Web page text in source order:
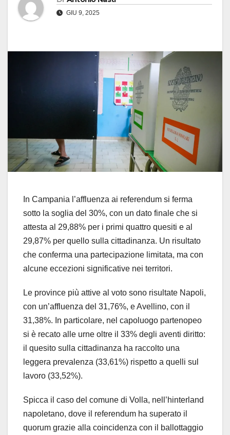
GIU 9, 2025
In Campania l’affluenza ai referendum si ferma
sotto la soglia del 30%, con un dato finale che si
attesta al 29,88% per i primi quattro quesiti e al
29,87% per quello sulla cittadinanza. Un risultato
che conferma una partecipazione limitata, ma con
alcune eccezioni significative nei territori.
Le province più attive al voto sono risultate Napoli,
con un’affluenza del 31,76%, e Avellino, con il
31,38%. In particolare, nel capoluogo partenopeo
si è recato alle urne oltre il 33% degli aventi diritto:
il quesito sulla cittadinanza ha raccolto una
leggera prevalenza (33,61%) rispetto a quelli sul
lavoro (33,52%).
Spicca il caso del comune di Volla, nell’hinterland
napoletano, dove il referendum ha superato il
quorum grazie alla coincidenza con il ballottaggio